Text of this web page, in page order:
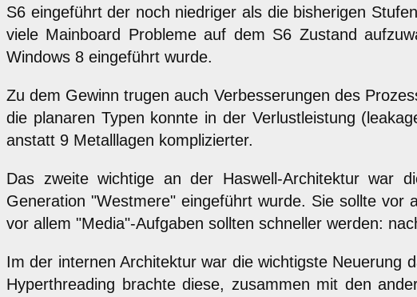
S6 eingeführt der noch niedriger als die bisherigen
viele Mainboard Probleme auf dem S6 Zustand
Windows 8 eingeführt wurde.
Zu dem Gewinn trugen auch Verbesserungen des
die planaren Typen konnte in der Verlustleistung
anstatt 9 Metalllagen komplizierter.
Das zweite wichtige an der Haswell-Architektur war
Generation "Westmere" eingeführt wurde. Sie sollte vor
vor allem "Media"-Aufgaben sollten schneller werden:
Im der internen Architektur war die wichtigste Neuerung
Hyperthreading brachte diese, zusammen mit den